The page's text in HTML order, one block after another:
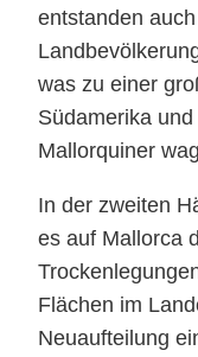
entstanden
was zu einer
Südamerika
Mallorquiner
In der zweiten
es auf Mallorca
Flächen im
Neuaufteilung